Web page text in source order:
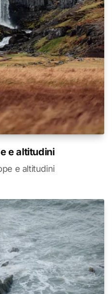
e altitudini
e altitudini